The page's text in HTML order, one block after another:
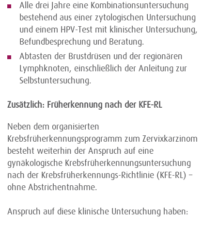
Alle drei Jahre eine Kombinationsuntersuchung
bestehend aus einer zytologischen Untersuchung
und einem HPV-Test mit klinischer Untersuchung,
Befundbesprechung und Beratung.
Abtasten der Brustdrüsen und der regionären
Lymphknoten, einschließlich der Anleitung zur
Selbstuntersuchung.
Zusätzlich: Früherkennung nach der KFE-RL
Neben dem organisierten
Krebsfrüherkennungsprogramm zum Zervixkarzinom
besteht weiterhin der Anspruch auf eine
gynäkologische Krebsfrüherkennungsuntersuchung
nach der Krebsfrüherkennungs-Richtlinie (KFE-RL) –
ohne Abstrichentnahme.
Anspruch auf diese klinische Untersuchung haben: